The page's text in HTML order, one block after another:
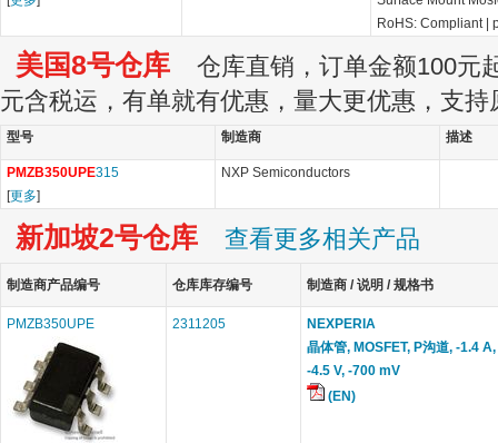
RoHS: Compliant
美国8号仓库 仓库直销，订单金额100元
元含税运，有单就有优惠，量大更优惠，支持
型号 制造商 描述
PMZB350UPE315
[更多]
NXP Semiconductors
新加坡2号仓库 查看更多相关产品
制造商产品编号 仓库库存编号 制造商 / 说明 / 规格书
PMZB350UPE 2311205
NEXPERIA
晶体管, MOSFET, P沟道, -1.4
-4.5 V, -700 mV
(EN)